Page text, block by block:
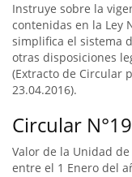
Instruye sobre la
contenidas en la Ley
simplifica el sistema
otras disposiciones
(Extracto de Circular
23.04.2016).
Circular
Valor de la Unidad
entre el 1 Enero del